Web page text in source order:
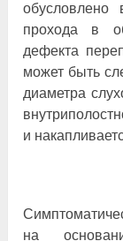
обусловлено
прохода в
дефекта
может быть
диаметра
и
на